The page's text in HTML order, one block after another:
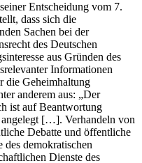
Entscheidung vom 7.
dass sich die
Sachen bei der
des Deutschen
aus Gründen des
Informationen
die Geheimhaltung
anderem aus: „Der
ist auf Beantwortung
[…]. Verhandeln von
Debatte und öffentliche
demokratischen
Dienste des